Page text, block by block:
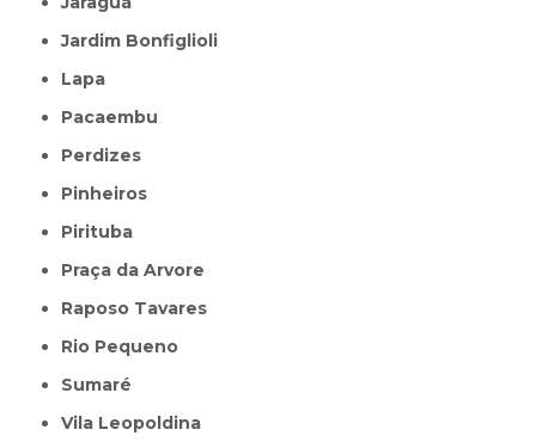
Jardim Bonfiglioli
Lapa
Pacaembu
Perdizes
Pinheiros
Pirituba
Praça da Arvore
Raposo Tavares
Rio Pequeno
Sumaré
Vila Leopoldina